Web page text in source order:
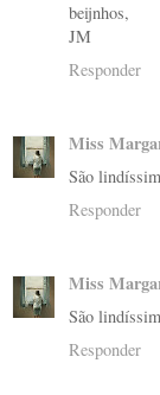
beijnhos,
JM
Responder
Miss
São
Responder
Miss
São
Responder